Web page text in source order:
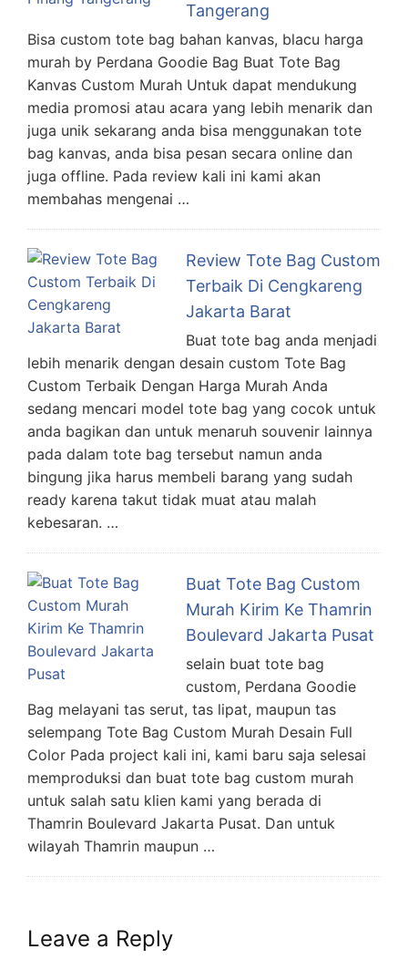
Tangerang
Bisa custom tote bag bahan kanvas, blacu harga
murah by Perdana Goodie Bag Buat Tote Bag
Kanvas Custom Murah Untuk dapat mendukung
media promosi atau acara yang lebih menarik dan
juga unik sekarang anda bisa menggunakan tote
bag kanvas, anda bisa pesan secara online dan
juga offline. Pada review kali ini kami akan
membahas mengenai …
Review Tote Bag Custom
Terbaik Di Cengkareng
Jakarta Barat
Buat tote bag anda menjadi
lebih menarik dengan desain custom Tote Bag
Custom Terbaik Dengan Harga Murah Anda
sedang mencari model tote bag yang cocok untuk
anda bagikan dan untuk menaruh souvenir lainnya
pada dalam tote bag tersebut namun anda
bingung jika harus membeli barang yang sudah
ready karena takut tidak muat atau malah
kebesaran. …
Buat Tote Bag Custom
Murah Kirim Ke Thamrin
Boulevard Jakarta Pusat
selain buat tote bag
custom, Perdana Goodie
Bag melayani tas serut, tas lipat, maupun tas
selempang Tote Bag Custom Murah Desain Full
Color Pada project kali ini, kami baru saja selesai
memproduksi dan buat tote bag custom murah
untuk salah satu klien kami yang berada di
Thamrin Boulevard Jakarta Pusat. Dan untuk
wilayah Thamrin maupun …
Leave a Reply